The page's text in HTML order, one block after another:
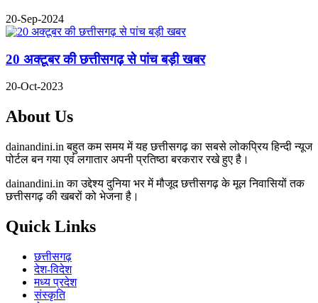
20-Sep-2024
20 अक्टूबर की छत्तीसगढ़ से पांच बड़ी खबर
20-Oct-2023
About Us
dainandini.in बहुत कम समय में यह छत्तीसगढ़ का सबसे लोकप्रिय हिन्दी न्यूज
पोर्टल बन गया एवं लगातार अपनी प्रतिष्ठा बरकरार रखे हुए है।
dainandini.in का उद्देश्य दुनिया भर में मौजूद छत्तीसगढ़ के मूल निवासियों तक
छत्तीसगढ़ की खबरों को भेजना है।
Quick Links
छत्तीसगढ़
देश-विदेश
मध्य प्रदेश
संस्कृति